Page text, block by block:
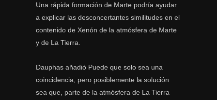
Una rápida formación de Marte podría ayudar
a explicar las desconcertantes similitudes en el
contenido de Xenón de la atmósfera de Marte
y de La Tierra.
Dauphas añadió Puede que solo sea una
coincidencia, pero posiblemente la solución
sea que, parte de la atmósfera de La Tierra